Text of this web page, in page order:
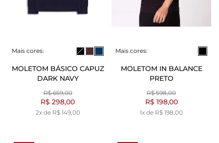
Mais cores:
MOLETOM BÁSICO CAPUZ
DARK NAVY
R$ 659,00
R$ 298,00
2x de R$ 149,00
Mais cores:
MOLETOM IN BALANCE
PRETO
R$ 598,00
R$ 198,00
1x de R$ 198,00